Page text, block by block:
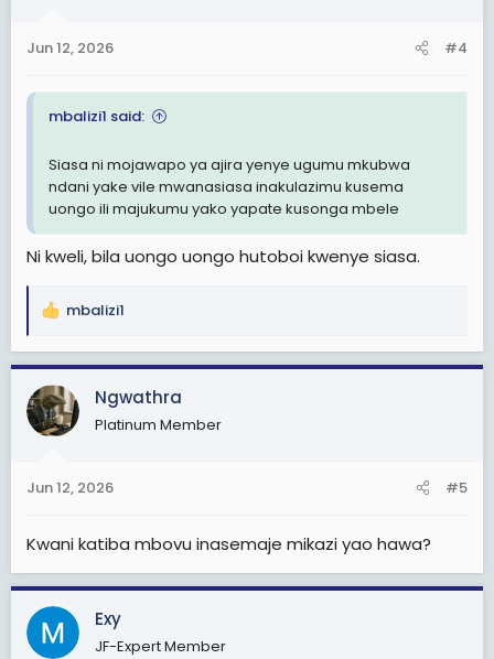
Jun 12, 2026 #4
mbalizi1 said:
Siasa ni mojawapo ya ajira yenye ugumu mkubwa
ndani yake vile mwanasiasa inakulazimu kusema
uongo ili majukumu yako yapate kusonga mbele
Ni kweli, bila uongo uongo hutoboi kwenye siasa.
R
a
c
t
i
s
mbalizi1
Ngwathra
Platinum Member
Jun 12, 2026 #5
Kwani katiba mbovu inasemaje mikazi yao hawa?
Exy
JF-Expert Member